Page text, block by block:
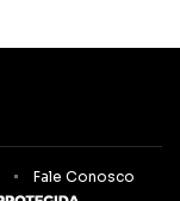
Fale Conosco